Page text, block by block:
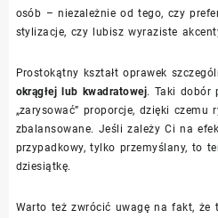
osób – niezależnie od tego, czy
stylizacje, czy lubisz wyraziste
Prostokątny kształt oprawek
okrągłej lub kwadratowej. Taki dobór
„zarysować” proporcje, dzięki czemu
zbalansowane. Jeśli zależy Ci na
przypadkowy, tylko przemyślany, to
dziesiątkę.
Warto też zwrócić uwagę na fakt, że